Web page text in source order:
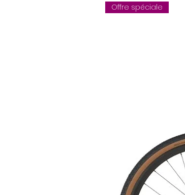
Offre spéciale